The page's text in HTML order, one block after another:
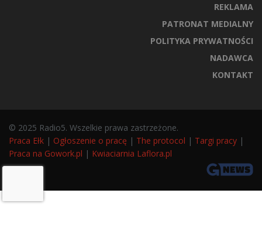
REKLAMA
PATRONAT MEDIALNY
POLITYKA PRYWATNOŚCI
NADAWCA
KONTAKT
© 2025 Radio5. Wszelkie prawa zastrzeżone.
Praca Ełk | Ogłoszenie o pracę | The protocol | Targi pracy |
Praca na Gowork.pl | Kwiaciarnia Laflora.pl